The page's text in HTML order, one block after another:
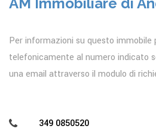
Per informazioni su questo
telefonicamente al numero indicato
una email attraverso il modulo di
349 0850520